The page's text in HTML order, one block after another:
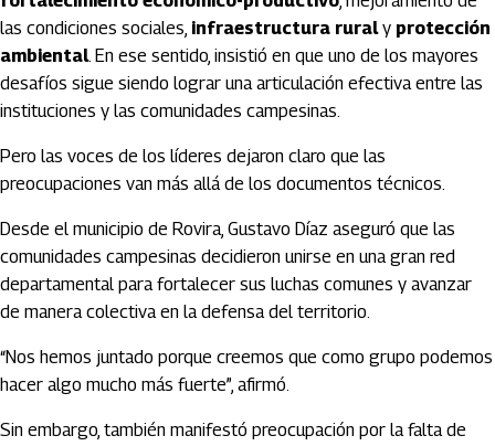
las condiciones sociales, infraestructura ruraly protección
ambiental. En ese sentido, insistió en que uno de los mayores
desafíos sigue siendo lograr una articulación efectiva entre las
instituciones y las comunidades campesinas.
Pero las voces de los líderes dejaron claro que las
preocupaciones van más allá de los documentos técnicos.
Desde el municipio de Rovira, Gustavo Díaz aseguró que las
comunidades campesinas decidieron unirse en una gran red
departamental para fortalecer sus luchas comunes y avanzar
de manera colectiva en la defensa del territorio.
“Nos hemos juntado porque creemos que como grupo podemos
hacer algo mucho más fuerte”, afirmó.
Sin embargo, también manifestó preocupación por la falta de